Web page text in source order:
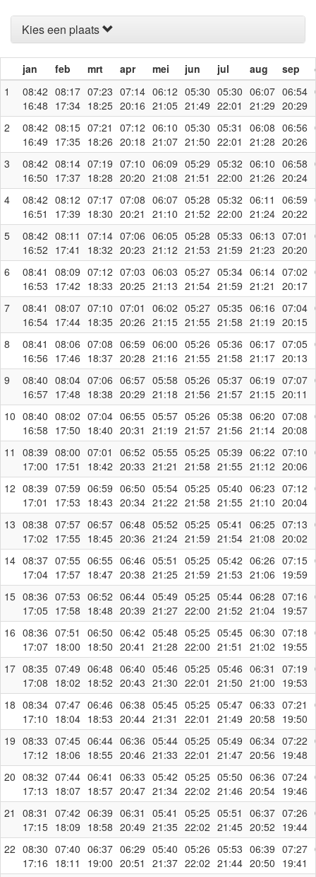
Kies een plaats
jan feb mrt apr mei jun jul aug sep
1
08:42
16:48
08:17
17:34
07:23
18:25
07:14
20:16
06:12
21:05
05:30
21:49
05:30
22:01
06:07
21:29
06:54
20:29
2
08:42
16:49
08:15
17:35
07:21
18:26
07:12
20:18
06:10
21:07
05:30
21:50
05:31
22:01
06:08
21:28
06:56
20:26
3
08:42
16:50
08:14
17:37
07:19
18:28
07:10
20:20
06:09
21:08
05:29
21:51
05:32
22:00
06:10
21:26
06:58
20:24
4
08:42
16:51
08:12
17:39
07:17
18:30
07:08
20:21
06:07
21:10
05:28
21:52
05:32
22:00
06:11
21:24
06:59
20:22
5
08:42
16:52
08:11
17:41
07:14
18:32
07:06
20:23
06:05
21:12
05:28
21:53
05:33
21:59
06:13
21:23
07:01
20:20
6
08:41
16:53
08:09
17:42
07:12
18:33
07:03
20:25
06:03
21:13
05:27
21:54
05:34
21:59
06:14
21:21
07:02
20:17
7
08:41
16:54
08:07
17:44
07:10
18:35
07:01
20:26
06:02
21:15
05:27
21:55
05:35
21:58
06:16
21:19
07:04
20:15
8
08:41
16:56
08:06
17:46
07:08
18:37
06:59
20:28
06:00
21:16
05:26
21:55
05:36
21:58
06:17
21:17
07:05
20:13
9
08:40
16:57
08:04
17:48
07:06
18:38
06:57
20:29
05:58
21:18
05:26
21:56
05:37
21:57
06:19
21:15
07:07
20:11
10 08:40
16:58
08:02
17:50
07:04
18:40
06:55
20:31
05:57
21:19
05:26
21:57
05:38
21:56
06:20
21:14
07:08
20:08
11
08:39
17:00
08:00
17:51
07:01
18:42
06:52
20:33
05:55
21:21
05:25
21:58
05:39
21:55
06:22
21:12
07:10
20:06
12 08:39
17:01
07:59
17:53
06:59
18:43
06:50
20:34
05:54
21:22
05:25
21:58
05:40
21:55
06:23
21:10
07:12
20:04
13 08:38
17:02
07:57
17:55
06:57
18:45
06:48
20:36
05:52
21:24
05:25
21:59
05:41
21:54
06:25
21:08
07:13
20:02
14 08:37
17:04
07:55
17:57
06:55
18:47
06:46
20:38
05:51
21:25
05:25
21:59
05:42
21:53
06:26
21:06
07:15
19:59
15 08:36
17:05
07:53
17:58
06:52
18:48
06:44
20:39
05:49
21:27
05:25
22:00
05:44
21:52
06:28
21:04
07:16
19:57
16 08:36
17:07
07:51
18:00
06:50
18:50
06:42
20:41
05:48
21:28
05:25
22:00
05:45
21:51
06:30
21:02
07:18
19:55
17 08:35
17:08
07:49
18:02
06:48
18:52
06:40
20:43
05:46
21:30
05:25
22:01
05:46
21:50
06:31
21:00
07:19
19:53
18 08:34
17:10
07:47
18:04
06:46
18:53
06:38
20:44
05:45
21:31
05:25
22:01
05:47
21:49
06:33
20:58
07:21
19:50
19 08:33
17:12
07:45
18:06
06:44
18:55
06:36
20:46
05:44
21:33
05:25
22:01
05:49
21:47
06:34
20:56
07:22
19:48
20 08:32
17:13
07:44
18:07
06:41
18:57
06:33
20:47
05:42
21:34
05:25
22:02
05:50
21:46
06:36
20:54
07:24
19:46
21
08:31
17:15
07:42
18:09
06:39
18:58
06:31
20:49
05:41
21:35
05:25
22:02
05:51
21:45
06:37
20:52
07:26
19:44
22 08:30
17:16
07:40
18:11
06:37
19:00
06:29
20:51
05:40
21:37
05:26
22:02
05:53
21:44
06:39
20:50
07:27
19:41